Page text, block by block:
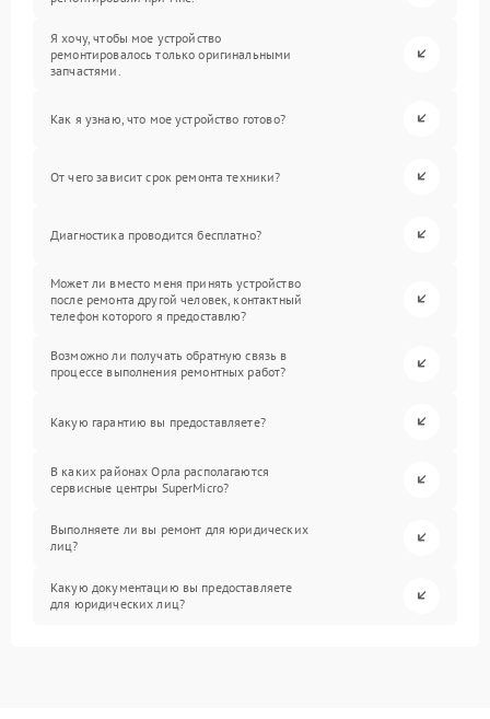
Я хочу, чтобы мое устройство
ремонтировалось только оригинальными
запчастями.
Как я узнаю, что мое устройство готово?
От чего зависит срок ремонта техники?
Диагностика проводится бесплатно?
Может ли вместо меня принять устройство
после ремонта другой человек, контактный
телефон которого я предоставлю?
Возможно ли получать обратную связь в
процессе выполнения ремонтных работ?
Какую гарантию вы предоставляете?
В каких районах Орла располагаются
сервисные центры SuperMicro?
Выполняете ли вы ремонт для юридических
лиц?
Какую документацию вы предоставляете
для юридических лиц?